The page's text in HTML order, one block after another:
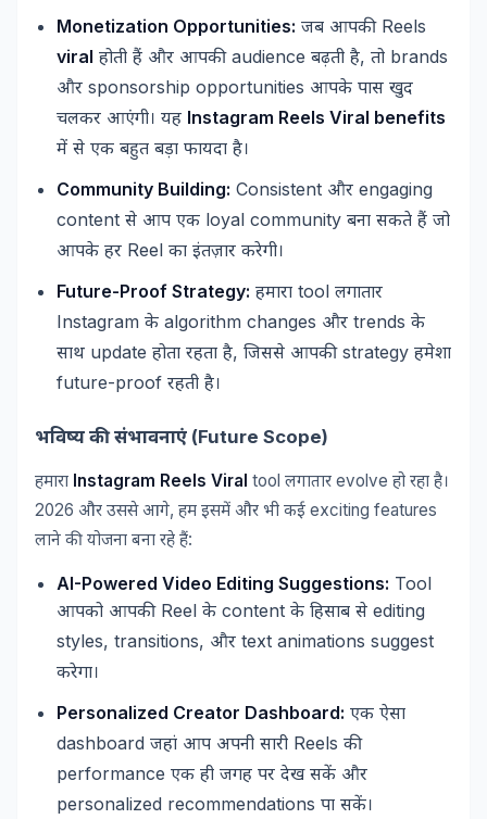
Monetization Opportunities: जब आपकीReels
viral होती हैं और आपकीaudience बढ़ती है, तो brands
और sponsorship opportunities आपके पास खुद
चलकर आएंगी। यह Instagram Reels Viral benefits
में से एक बहुत बड़ा फायदा है।
Community Building: Consistent और engaging
content से आप एक loyal community बना सकते हैं जो
आपके हर Reel का इंतज़ार करेगी।
Future-Proof Strategy: हमारा tool लगातार
Instagram के algorithm changes और trends के
साथ update होता रहता है, जिससे आपकीstrategy हमेशा
future-proof रहती है।
भविष्यकीसंभावनाएं (Future Scope)
हमारा Instagram Reels Viral tool लगातार evolve हो रहा है।
2026 और उससे आगे, हम इसमें और भी कई exciting features
लाने की योजना बना रहे हैं:
AI-Powered Video Editing Suggestions: Tool
आपको आपकीReel के content के हिसाब से editing
styles, transitions, और text animations suggest
करेगा।
Personalized Creator Dashboard: एक ऐसा
dashboard जहां आप अपनी सारी Reels की
performance एक ही जगह पर देख सकें और
personalized recommendations पा सकें।